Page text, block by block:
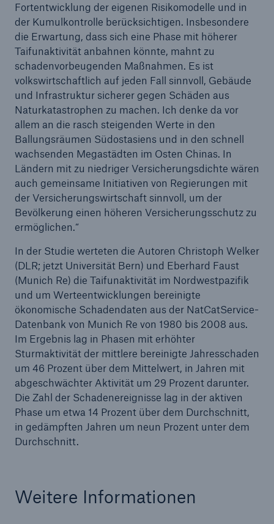
Fortentwicklung der eigenen Risikomodelle und in
der Kumulkontrolle berücksichtigen. Insbesondere
die Erwartung, dass sich eine Phase mit höherer
Taifunaktivität anbahnen könnte, mahnt zu
schadenvorbeugenden Maßnahmen. Es ist
volkswirtschaftlich auf jeden Fall sinnvoll, Gebäude
und Infrastruktur sicherer gegen Schäden aus
Naturkatastrophen zu machen. Ich denke da vor
allem an die rasch steigenden Werte in den
Ballungsräumen Südostasiens und in den schnell
wachsenden Megastädten im Osten Chinas. In
Ländern mit zu niedriger Versicherungsdichte wären
auch gemeinsame Initiativen von Regierungen mit
der Versicherungswirtschaft sinnvoll, um der
Bevölkerung einen höheren Versicherungsschutz zu
ermöglichen.“
In der Studie werteten die Autoren Christoph Welker
(DLR; jetzt Universität Bern) und Eberhard Faust
(Munich Re) die Taifunaktivität im Nordwestpazifik
und um Werteentwicklungen bereinigte
ökonomische Schadendaten aus der NatCatService-
Datenbank von Munich Re von 1980 bis 2008 aus.
Im Ergebnis lag in Phasen mit erhöhter
Sturmaktivität der mittlere bereinigte Jahresschaden
um 46 Prozent über dem Mittelwert, in Jahren mit
abgeschwächter Aktivität um 29 Prozent darunter.
Die Zahl der Schadenereignisse lag in der aktiven
Phase um etwa 14 Prozent über dem Durchschnitt,
in gedämpften Jahren um neun Prozent unter dem
Durchschnitt.
Weitere Informationen
Lösungen
Sachdeckung durch einen leistungsfähigen
Rückversicherungspartner
Fakten
CLARA reduziert die Wartezeit bis zur